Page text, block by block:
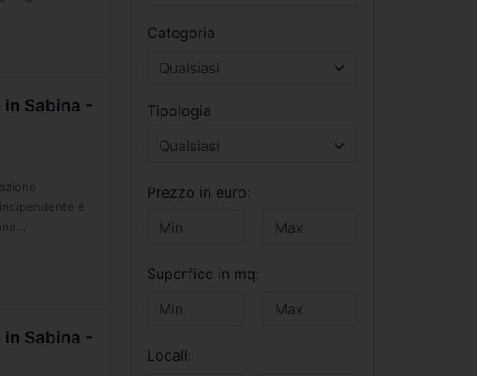
Sabina -
è
Sabina -
Categoria
Tipologia
Prezzo in euro:
Superfice in mq:
Locali: